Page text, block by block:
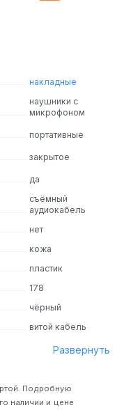
накладные
наушники с
микрофоном
портативные
закрытое
да
съёмный
аудиокабель
нет
кожа
пластик
178
чёрный
витой кабель
Развернуть
Подробную
наличии и цене